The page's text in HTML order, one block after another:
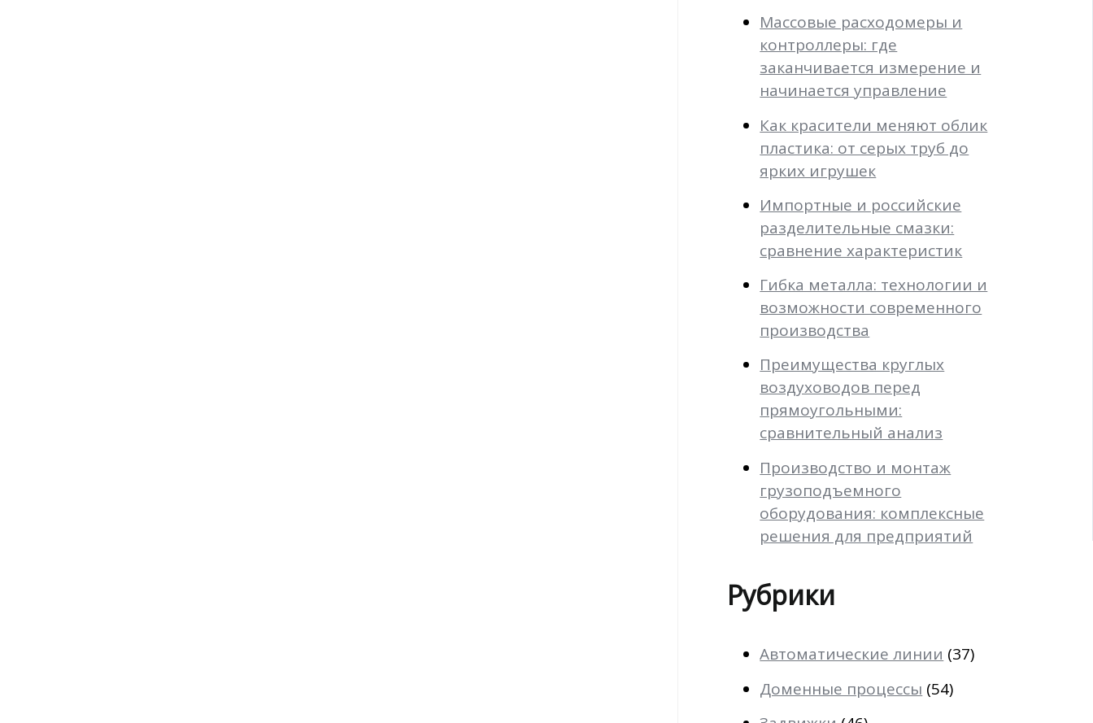
Массовые расходомеры и
контроллеры: где
заканчивается измерение и
начинается управление
Как красители меняют облик
пластика: от серых труб до
ярких игрушек
Импортные и российские
разделительные смазки:
сравнение характеристик
Гибка металла: технологии и
возможности современного
производства
Преимущества круглых
воздуховодов перед
прямоугольными:
сравнительный анализ
Производство и монтаж
грузоподъемного
оборудования: комплексные
решения для предприятий
Рубрики
Автоматические линии (37)
Доменные процессы (54)